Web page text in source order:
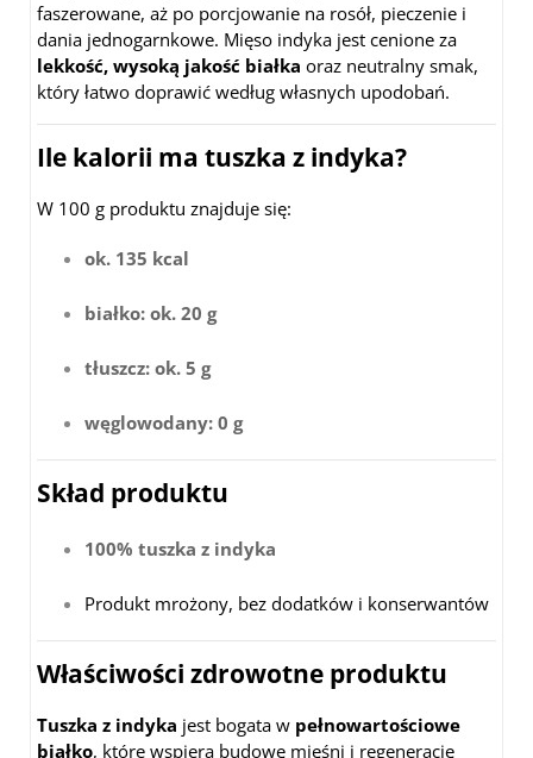
faszerowane, aż po porcjowanie na rosół, pieczenie i
dania jednogarnkowe. Mięso indyka jest cenione za
lekkość, wysoką jakość białka oraz neutralny smak,
który łatwo doprawić według własnych upodobań.
Ile kalorii ma tuszka z indyka?
W 100 g produktu znajduje się:
ok. 135 kcal
białko: ok. 20 g
tłuszcz: ok. 5 g
węglowodany: 0 g
Skład produktu
100% tuszka z indyka
Produkt mrożony, bez dodatków i konserwantów
Właściwości zdrowotne produktu
Tuszka z indyka jest bogata w pełnowartościowe
białko, które wspiera budowę mięśni i regenerację